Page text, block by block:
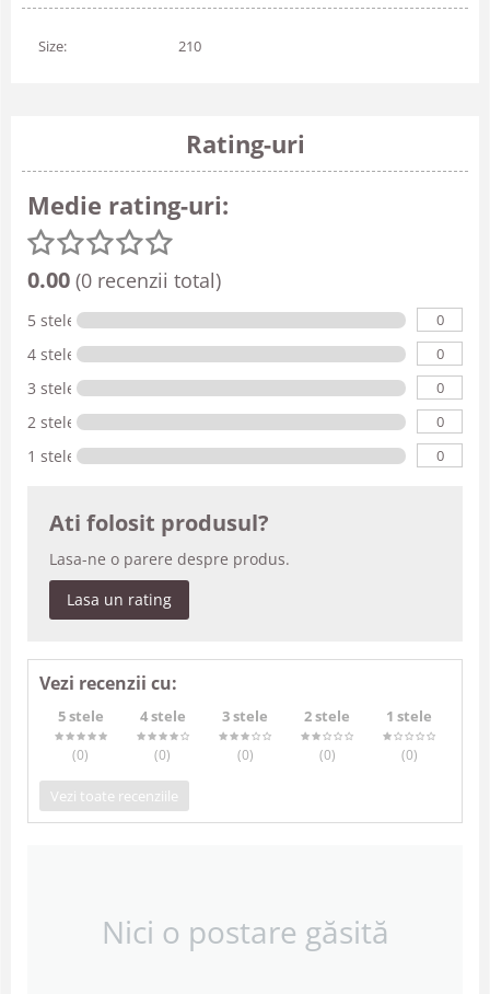
Size: 210
Rating-uri
Medie rating-uri:
0.00 (0 recenzii total)
5 stele 0
4 stele 0
3 stele 0
2 stele 0
1 stele 0
Ati folosit produsul?
Lasa-ne o parere despre produs.
Lasa un rating
Vezi recenzii cu:
5 stele
(0)
4 stele
(0)
3 stele
(0)
2 stele
(0)
1 stele
(0)
Vezi toate recenziile
Nici o postare găsită